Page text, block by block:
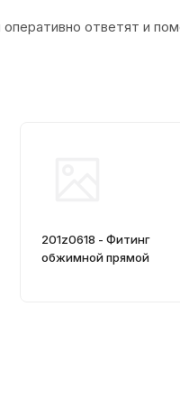
ответят и
201z0618 - Фитинг
обжимной прямой